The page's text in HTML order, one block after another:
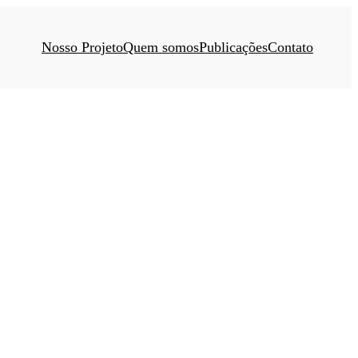
Nosso ProjetoQuem somosPublicaçõesContato